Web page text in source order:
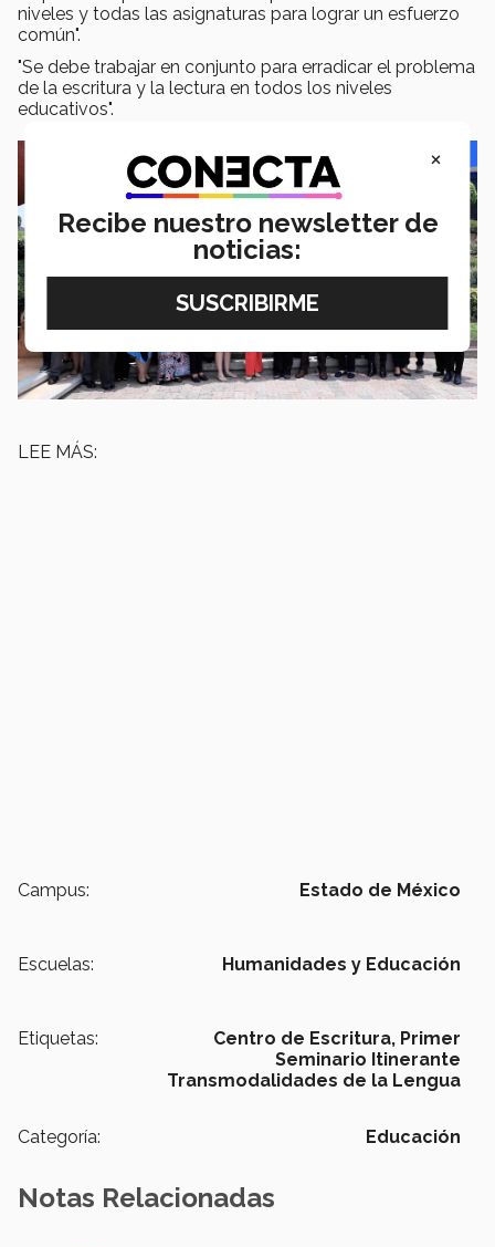
niveles y todas las asignaturas para lograr un esfuerzo
común".
"Se debe trabajar en conjunto para erradicar el problema
de la escritura y la lectura en todos los niveles
educativos".
LEE MÁS:
Campus: Estado de México
Escuelas: Humanidades y Educación
Etiquetas: Centro de Escritura, Primer
Seminario Itinerante
Transmodalidades de la Lengua
Categoría: Educación
Notas Relacionadas
×
Recibe nuestro newsletter de
noticias: